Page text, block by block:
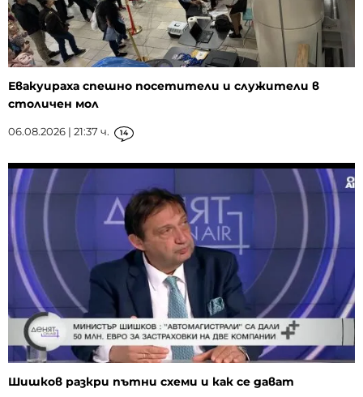
Евакуираха спешно посетители и служители в
столичен мол
06.08.2026 | 21:37 ч. 14
Шишков разкри пътни схеми и как се дават